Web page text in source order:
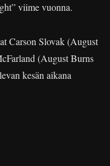
viime vuonna.
Carson Slovak (August
(August Burns
kesän aikana